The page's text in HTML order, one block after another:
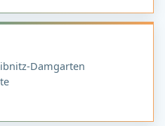
Damgarten